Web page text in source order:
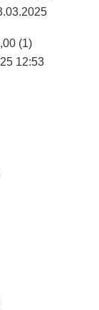
(1)
12:53